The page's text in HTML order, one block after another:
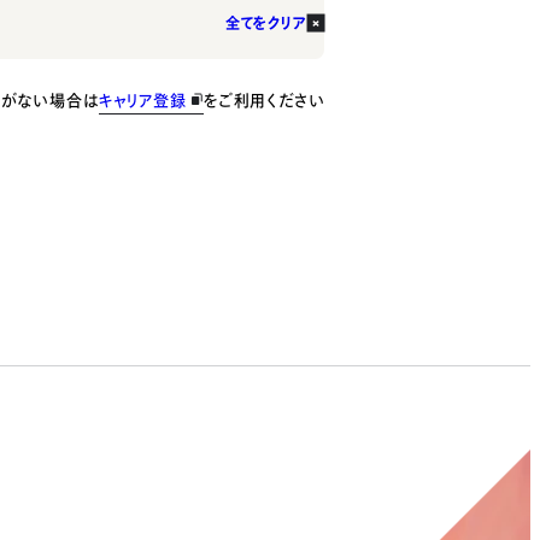
全てをクリア
ない場合はキャリア登録 をご利用ください